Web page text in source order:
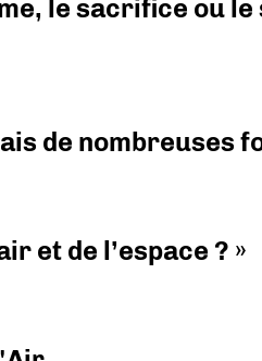
le sacrifice ou le
de nombreuses
et de l’espace ? »